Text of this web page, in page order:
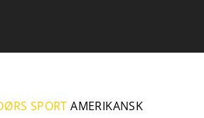
SPORT AMERIKANSK